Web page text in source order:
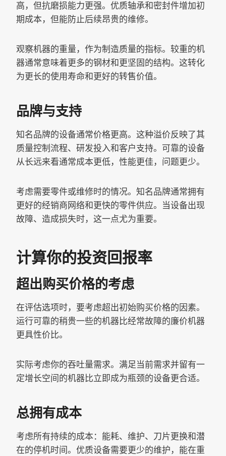
高，但抗磨损能力更强。优质轴承和密封件增加初
期成本，但能防止后续昂贵的维修。
观察机器的重量，作为制造质量的指标。较重的机
器通常意味着更多的钢材和更坚固的结构。这转化
为更长的使用寿命和更好的转售价值。
品牌与支持
知名品牌的设备通常价格更高。这种溢价反映了其
质量控制流程、研发投入和客户支持。可靠的设备
从长远来看通常成本更低，性能更佳，问题更少。
考虑需要零件或维修时的情况。知名品牌通常拥有
更好的经销商网络和更快的零件供应。当设备出现
故障、造成损失时，这一点尤为重要。
计算你的投资回报率
超出购买价格的考虑
在评估选项时，要考虑超出初始购买价格的因素。
运行可靠的稍贵一些的机器比经常故障的廉价机器
更具性价比。
实际考虑你的吞吐量需求。满足当前需求并留有一
定增长空间的机器比立即成为瓶颈的设备更合适。
总拥有成本
考虑所有持续的成本：能耗、维护、刀片更换和潜
在的停机时间。优质设备需要更少的维护，能在重